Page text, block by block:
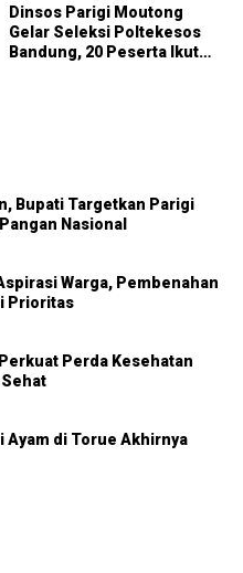
Dinsos Parigi Moutong
Gelar Seleksi Poltekesos
Bandung, 20 Peserta Ikut
Bupati Targetkan Parigi
Nasional
Warga, Pembenahan
Prioritas
Perda Kesehatan
Ayam di Torue Akhirnya